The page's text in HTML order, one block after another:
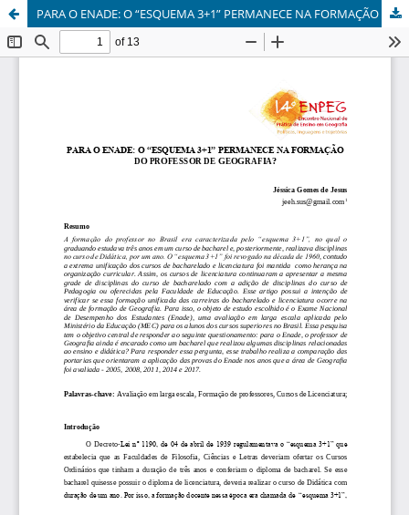
PARA O ENADE: O “ESQUEMA 3+1” PERMANECE NA FORMAÇÃO DO PROFESSOR DE GEOGRAFIA?